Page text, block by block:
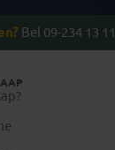
Bel 09-234 13 11